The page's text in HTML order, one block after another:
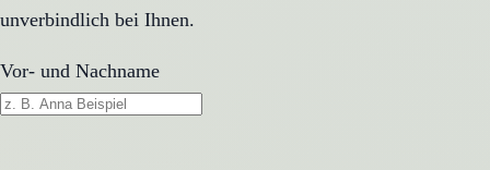
unverbindlich bei Ihnen.
Vor- und Nachname